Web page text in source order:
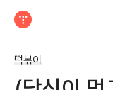
떡볶이